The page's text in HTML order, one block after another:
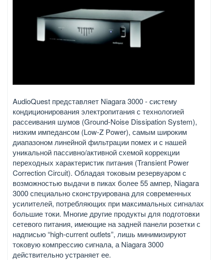
AudioQuest представляет Niagara 3000 - систему
кондиционирования электропитания с технологией
рассеивания шумов (Ground-Noise Dissipation System),
низким импедансом (Low-Z Power), самым широким
диапазоном линейной фильтрации помех и с нашей
уникальной пассивно/активной схемой коррекции
переходных характеристик питания (Transient Power
Correction Circuit). Обладая токовым резервуаром с
возможностью выдачи в пиках более 55 ампер, Niagara
3000 специально сконструирована для современных
усилителей, потребляющих при максимальных сигналах
большие токи. Многие другие продукты для подготовки
сетевого питания, имеющие на задней панели розетки с
надписью “high-current outlets”, лишь минимизируют
токовую компрессию сигнала, а Niagara 3000
действительно устраняет ее.